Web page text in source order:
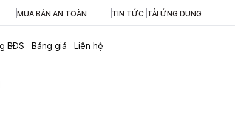
MUA BÁN AN TOÀN TIN TỨC TẢI ỨNG DỤNG
BĐS Bảng giá Liên hệ